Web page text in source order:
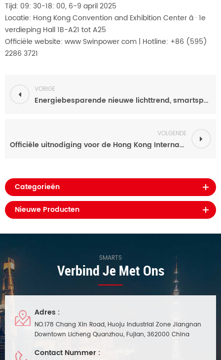
Tijd: 09: 30-18: 00, 6-9 april 2025
Locatie: Hong Kong Convention and Exhibition Center â · 1e
verdieping Hall 1B-A21 tot A25
Officiële website: www Swinpower com | Hotline: +86 (595)
2286 3721
VORIGE
Energiebesparende nieuwe lichttrend, smartspower nodigt u uit om deel te nemen aan de Hong Kong Lighting Fair 2025
VOLGENDE
Officiële uitnodiging voor de Hong Kong International Lighting Fair 2026 | Reservering van een stand voor Smarts Intelligent LED Driver
Categorieën
Nieuwe Producten
SMARTS
Verbind Je Met Ons
Adres :
NO.178 Chang Xin Road, Huoju Industrial Zone Jiangnan
Downtown Licheng Quanzhou, Fujian, 362000 China
Contact Nummer :